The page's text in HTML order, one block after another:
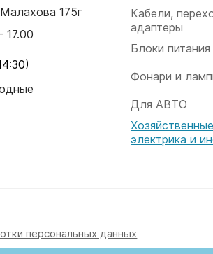
175г
17.00
Кабели,
адаптеры
Блоки питания
Фонари и
Для АВТО
электрика и
персональных данных